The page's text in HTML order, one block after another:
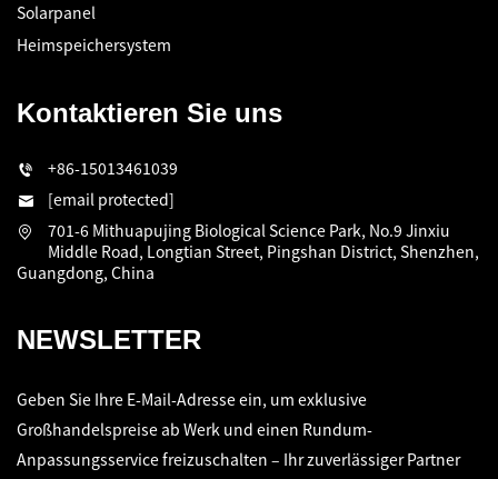
Solarpanel
Heimspeichersystem
Kontaktieren Sie uns
+86-15013461039
[email protected]
701-6 Mithuapujing Biological Science Park, No.9 Jinxiu
Middle Road, Longtian Street, Pingshan District, Shenzhen,
Guangdong, China
NEWSLETTER
Geben Sie Ihre E-Mail-Adresse ein, um exklusive
Großhandelspreise ab Werk und einen Rundum-
Anpassungsservice freizuschalten – Ihr zuverlässiger Partner